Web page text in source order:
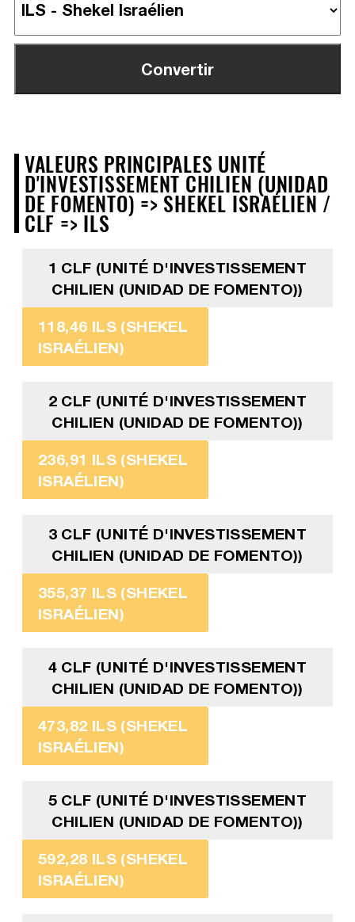
VALEURS PRINCIPALES UNITÉ
D'INVESTISSEMENT CHILIEN (UNIDAD
DE FOMENTO) => SHEKEL ISRAÉLIEN /
CLF => ILS
1 CLF (UNITÉ D'INVESTISSEMENT
CHILIEN (UNIDAD DE FOMENTO))
118,46 ILS (SHEKEL
ISRAÉLIEN)
2 CLF (UNITÉ D'INVESTISSEMENT
CHILIEN (UNIDAD DE FOMENTO))
236,91 ILS (SHEKEL
ISRAÉLIEN)
3 CLF (UNITÉ D'INVESTISSEMENT
CHILIEN (UNIDAD DE FOMENTO))
355,37 ILS (SHEKEL
ISRAÉLIEN)
4 CLF (UNITÉ D'INVESTISSEMENT
CHILIEN (UNIDAD DE FOMENTO))
473,82 ILS (SHEKEL
ISRAÉLIEN)
5 CLF (UNITÉ D'INVESTISSEMENT
CHILIEN (UNIDAD DE FOMENTO))
592,28 ILS (SHEKEL
ISRAÉLIEN)